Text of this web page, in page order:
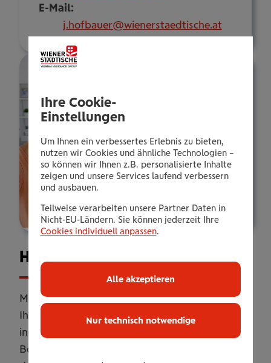
E-Mail:
j.hofbauer@wienerstaedtische.at
Haus­halts­ver­si­che­rung
Mit unserer Haushaltsversicherung sichern Sie
Ihr Zuhause umfassend ab. Online oder
individuell erweitert mit persönlicher
Betreuung. Flexibel anpassbar, damit Sie genau
Ihre Cookie-
Einstellungen
Um Ihnen ein verbessertes Erlebnis zu bieten,
nutzen wir Cookies und ähnliche Technologien –
so können wir Ihnen z.B. personalisierte Inhalte
zeigen und unsere Services laufend verbessern
und ausbauen.
Teilweise verarbeiten unsere Partner Daten in
Nicht-EU-Ländern. Sie können jederzeit Ihre
Cookies individuell anpassen.
Nur technisch notwendige
Alle akzeptieren